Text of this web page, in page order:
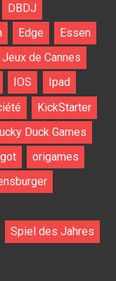
DBDJ
Edge
Essen
de Cannes
IOS
Ipad
KickStarter
Duck Games
origames
Spiel des Jahres